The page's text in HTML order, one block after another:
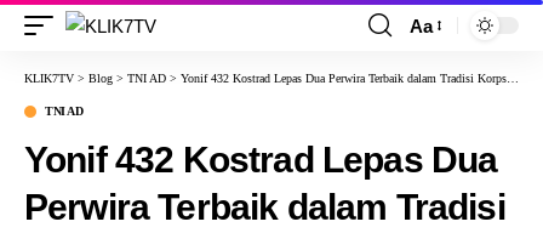
Aa
KLIK7TV > Blog > TNI AD > Yonif 432 Kostrad Lepas Dua Perwira Terbaik dalam Tradisi Korps Raport Pindah Satuan
TNI AD
Yonif 432 Kostrad Lepas Dua
Perwira Terbaik dalam Tradisi